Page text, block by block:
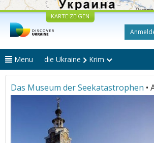
KARTE ZEIGEN
Menu die Ukraine Krim
Das Museum der Seekatastrophen •